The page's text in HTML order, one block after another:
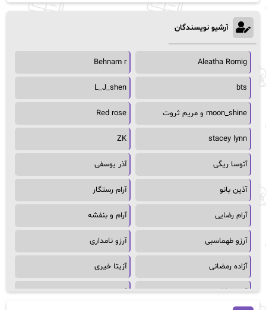
آرشیو نویسندگان
Aleatha Romig
Behnam r
bts
L_J_shen
moon_shine و مریم ثروت Red rose
stacey lynn
ZK
آتوسا ریگی آذر یوسفی
آذین بانو آرام رستگار
آرام رضایی آرام و بنفشه
آرزو طهماسبی آرزو نامداری
آزاده رمضانی آزیتا خیری
آسمان64 آسمان۶۵